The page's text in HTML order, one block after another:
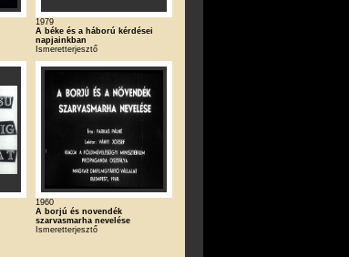
1979
A béke és a háború kérdései
napjainkban
Ismeretterjesztő
1960
A borjú és novendék
szarvasmarha nevelése
Ismeretterjesztő